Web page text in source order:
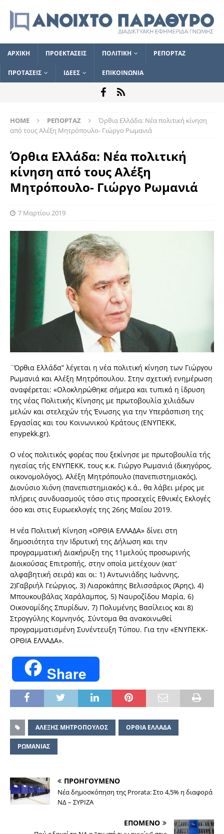
ΑΡΧΙΚΗ ΠΡΟΕΚΤΑΣΕΙΣ ΠΟΛΙΤΙΚΗ ΡΕΠΟΡΤΑΖ
ΠΡΟΤΑΣΕΙΣ ΙΔΕΕΣ ΕΠΙΚΟΙΝΩΝΙΑ
HOME ΡΕΠΟΡΤΑΖ
Όρθια Ελλάδα: Νέα πολιτική κίνηση
από τους Αλέξη Μητρόπουλο- Γιώργο Ρωμανιά
Όρθια Ελλάδα: Νέα πολιτική
κίνηση από τους Αλέξη
Μητρόπουλο- Γιώργο Ρωμανιά
7 Μαρτίου 2019
¨Όρθια Ελλάδα” λέγεται η νέα πολιτική κίνηση των Γιώργου
Ρωμανιά και Αλέξη Μητρόπουλου. Στην σχετική ενημέρωση
αναφέρεται: «Ολοκληρώθηκε σήμερα και τυπικά η ίδρυση
της νέας Πολιτικής Κίνησης με πρωτοβουλία χιλιάδων
μελών και στελεχών τής Ένωσης για την Υπεράσπιση της
Εργασίας και του Κοινωνικού Κράτους (ΕΝΥΠΕΚΚ,
enypekk.gr).
Ο νέος πολιτικός φορέας που ξεκίνησε με πρωτοβουλία τής
ηγεσίας τής ΕΝΥΠΕΚΚ, τους κ.κ. Γιώργο Ρωμανιά (δικηγόρος,
οικονομολόγος), Αλέξη Μητρόπουλο (πανεπιστημιακός),
Διονύσιο Χιόνη (πανεπιστημιακός) κ.ά., θα λάβει μέρος με
πλήρεις συνδυασμούς τόσο στις προσεχείς Εθνικές Εκλογές
όσο και στις Ευρωεκλογές της 26ης Μαΐου 2019.
Η νέα Πολιτική Κίνηση «ΟΡΘΙΑ ΕΛΛΑΔΑ» δίνει στη
δημοσιότητα την Ιδρυτική της Δήλωση και την
προγραμματική Διακήρυξη της 11μελούς προσωρινής
Διοικούσας Επιτροπής, στην οποία μετέχουν (κατ’
αλφαβητική σειρά) και οι: 1) Αντωνιάδης Ιωάννης,
2)Γαβριήλ Γεώργιος, 3) Λιαροκάπης Βελισσάριος (Άρης), 4)
Μπουκουβάλας Χαράλαμπος, 5) Ναυροζίδου Μαρία, 6)
Οικονομίδης Σπυρίδων, 7) Πολυμένης Βασίλειος και 8)
Στρογγύλης Κομνηνός. Σύντομα θα ανακοινωθεί
προγραμματισμένη Συνέντευξη Τύπου. Για την «ΕΝΥΠΕΚΚ-
ΟΡΘΙΑ ΕΛΛΑΔΑ».
Share
ΑΛΕΞΗΣ ΜΗΤΡΟΠΟΥΛΟΣ ΟΡΘΙΑ ΕΛΛΑΔΑ
ΡΩΜΑΝΙΑΣ
ΠΡΟΗΓΟΥΜΕΝΟ
Νέα δημοσκόπηση της Prorata: Στο 4,5% η διαφορά
ΝΔ – ΣΥΡΙΖΑ
ΕΠΟΜΕΝΟ